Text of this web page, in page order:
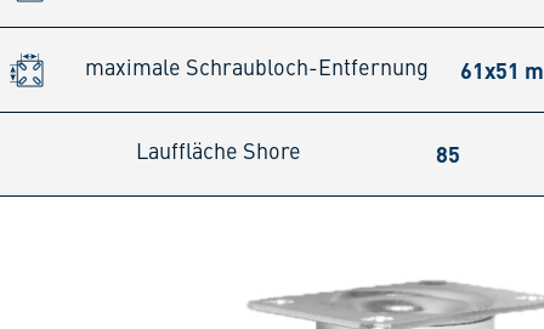
maximale Schraubloch-Entfernung 61x51
Lauffläche Shore 85